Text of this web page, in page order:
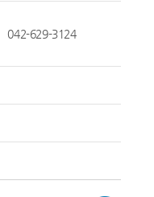
042-629-3124